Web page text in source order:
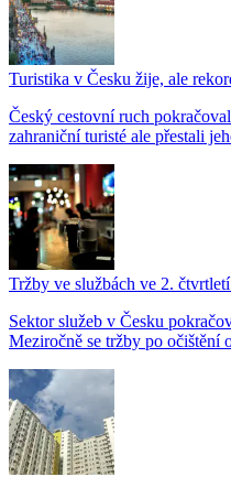
Turistika v Česku žije, ale
Český cestovní ruch
zahraniční turisté ale přestali
Tržby ve službách ve 2.
Sektor služeb v Česku
Meziročně se tržby po očištění